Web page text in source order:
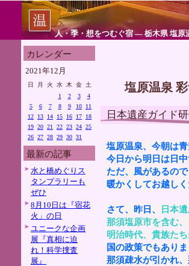
人・季・想をつむぐ宿 ― 栃木県 塩原
カレンダー
2021年12月
日 月 火 水 木 金
土
1
2 3
4
5
6 7 8 9 10
11
12
13 14 15 16 17
18
19 20 21 22 23 24 25
26 27 28 29 30 31
最新の記事
水と橋めぐりス
タンプラリーも
ぜひ
8月10日は『宿花
火」の日
ユニークな企画
展『真相に迫
れ！科学捜査
展』
塩原温泉
日本遺産ガイド
塩原温泉、今朝は
今日から明日は日
ただ、風があるの
暖かくしてお越し
さて、昨日、
日本
那須塩原市を含む
明治時代、貴族た
国の政策でもあり
那須疎水が引かれ